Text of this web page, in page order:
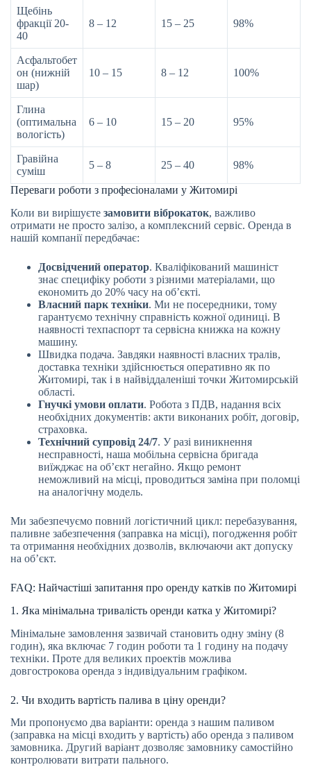
Щебінь
фракції 20-
40
8 – 12 15 – 25 98%
Асфальтобет
он (нижній
шар)
10 – 15 8 – 12 100%
Глина
(оптимальна
вологість)
6 – 10 15 – 20 95%
Гравійна
суміш
5 – 8 25 – 40 98%
Переваги роботи з професіоналами у Житомирі
Коли ви вирішуєте замовити віброкаток, важливо
отримати не просто залізо, а комплексний сервіс. Оренда в
нашій компанії передбачає:
Досвідчений оператор. Кваліфікований машиніст
знає специфіку роботи з різними матеріалами, що
економить до 20% часу на об’єкті.
Власний парк техніки. Ми не посередники, тому
гарантуємо технічну справність кожної одиниці. В
наявності техпаспорт та сервісна книжка на кожну
машину.
Швидка подача. Завдяки наявності власних тралів,
доставка техніки здійснюється оперативно як по
Житомирі, так і в найвіддаленіші точки Житомирській
області.
Гнучкі умови оплати. Робота з ПДВ, надання всіх
необхідних документів: акти виконаних робіт, договір,
страховка.
Технічний супровід 24/7. У разі виникнення
несправності, наша мобільна сервісна бригада
виїжджає на об’єкт негайно. Якщо ремонт
неможливий на місці, проводиться заміна при поломці
на аналогічну модель.
Ми забезпечуємо повний логістичний цикл: перебазування,
паливне забезпечення (заправка на місці), погодження робіт
та отримання необхідних дозволів, включаючи акт допуску
на об’єкт.
FAQ: Найчастіші запитання про оренду катків по Житомирі
1. Яка мінімальна тривалість оренди катка у Житомирі?
Мінімальне замовлення зазвичай становить одну зміну (8
годин), яка включає 7 годин роботи та 1 годину на подачу
техніки. Проте для великих проектів можлива
довгострокова оренда з індивідуальним графіком.
2. Чи входить вартість палива в ціну оренди?
Ми пропонуємо два варіанти: оренда з нашим паливом
(заправка на місці входить у вартість) або оренда з паливом
замовника. Другий варіант дозволяє замовнику самостійно
контролювати витрати пального.